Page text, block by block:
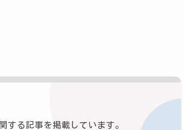
する記事を掲載しています。